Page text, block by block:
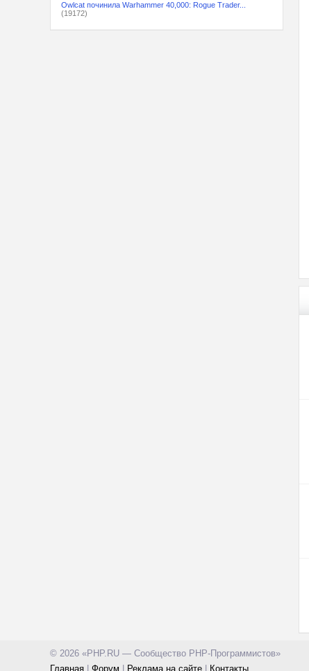
Owlcat починила Warhammer 40,000: Rogue Trader...
(19172)
© 2026 «PHP.RU — Сообщество PHP-Программистов»
Главная
Форум Реклама на сайте Контакты